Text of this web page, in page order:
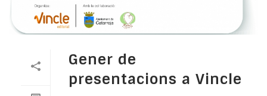
Gener de
presentacions a Vincle